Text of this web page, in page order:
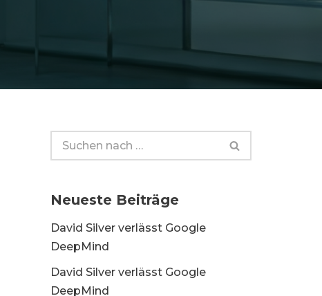
Neueste Beiträge
David Silver verlässt Google
DeepMind
David Silver verlässt Google
DeepMind